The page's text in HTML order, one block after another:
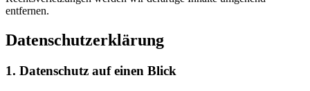
entfernen.
Datenschutzerklärung
1. Datenschutz auf einen Blick